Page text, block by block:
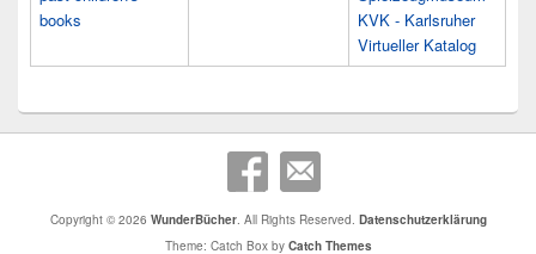
books
KVK - Karlsruher
Virtueller Katalog
Copyright © 2026 WunderBücher. All Rights Reserved. Datenschutzerklärung
Theme: Catch Box by Catch Themes